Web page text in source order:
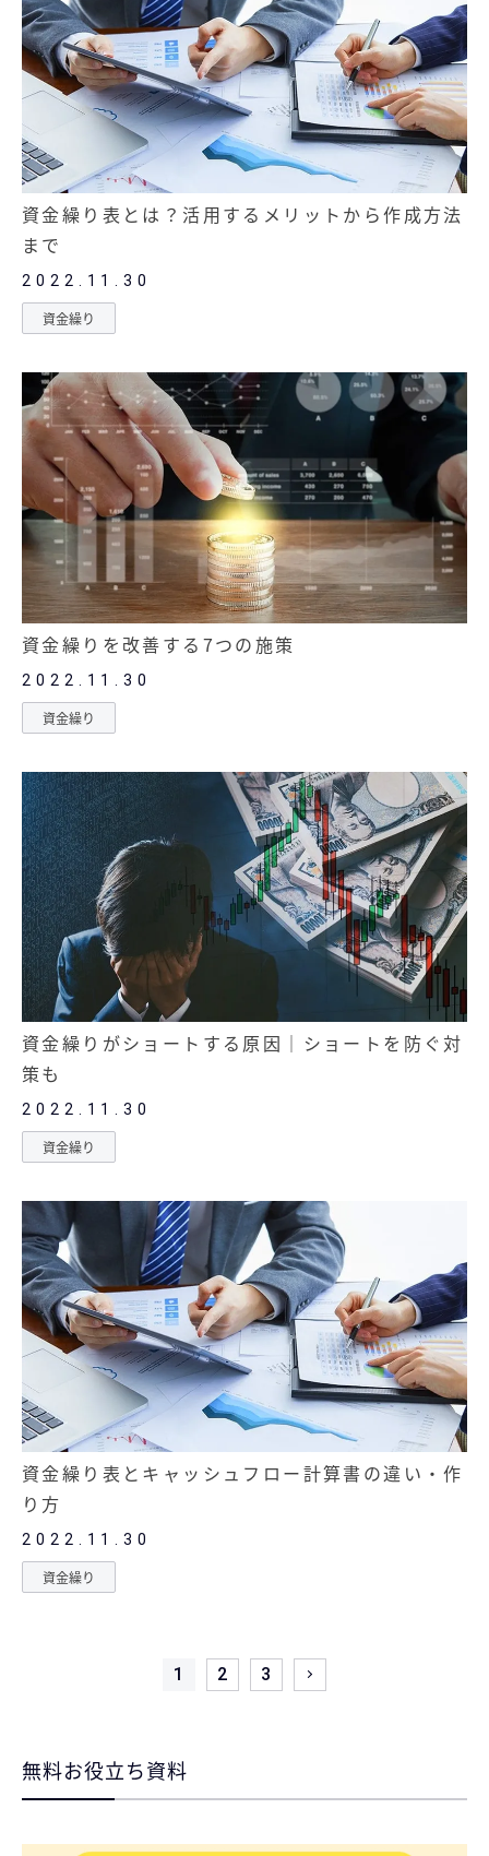
無料お役立ち資料
経営セミナー
資金繰り表とは？活用するメリットから作成方法
まで
2022.11.30
資金繰り
資金繰りを改善する7つの施策
2022.11.30
資金繰り
資金繰りがショートする原因｜ショートを防ぐ対
策も
2022.11.30
資金繰り
資金繰り表とキャッシュフロー計算書の違い・作
り方
2022.11.30
資金繰り
1 2 3
無料お役立ち資料